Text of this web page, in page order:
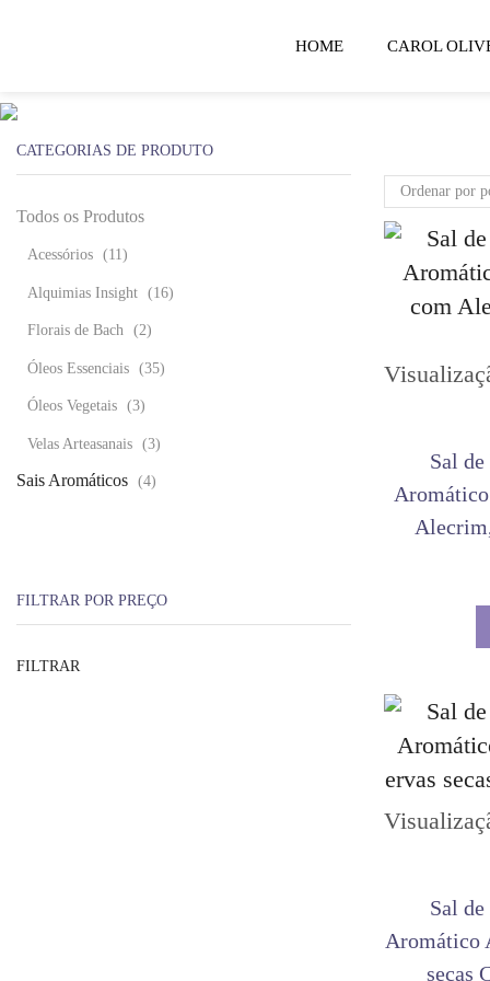
HOME CAROL
Sal
Sal
Aromático
secas
CATEGORIAS DE PRODUTO
Todos os Produtos
Acessórios (11)
Alquimias Insight (16)
Florais de Bach (2)
Óleos Essenciais (35)
Óleos Vegetais (3)
Velas Arteasanais (3)
Sais Aromáticos (4)
FILTRAR POR PREÇO
FILTRAR